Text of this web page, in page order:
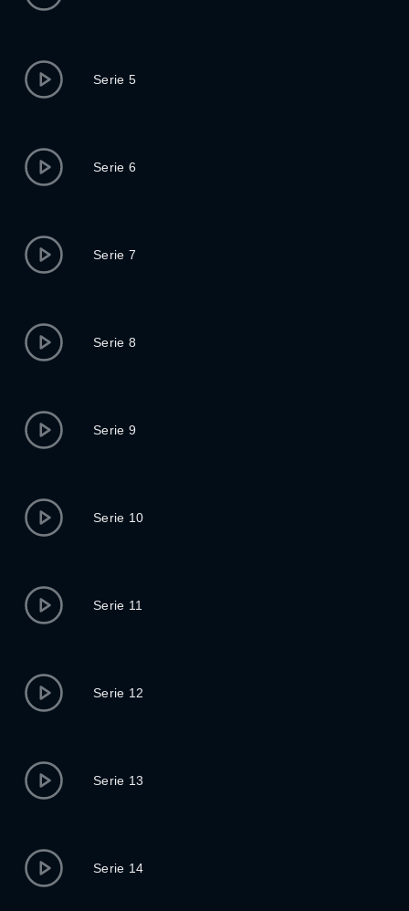
Serie 5
Serie 6
Serie 7
Serie 8
Serie 9
Serie 10
Serie 11
Serie 12
Serie 13
Serie 14